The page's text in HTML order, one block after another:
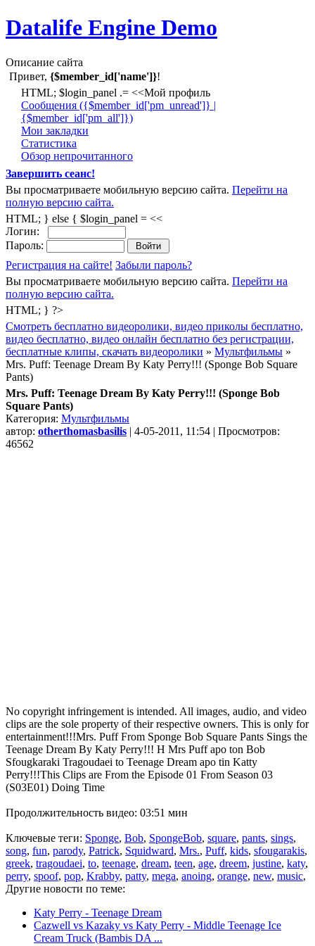
Datalife Engine Demo
Описание сайта
Привет, {$member_id['name']}!
HTML; $login_panel .= <<Мой профиль
Cообщения ({$member_id['pm_unread']} |
{$member_id['pm_all']})
Мои закладки
Статистика
Обзор непрочитанного
Завершить сеанс!
Вы просматриваете мобильную версию сайта. Перейти на
полную версию сайта.
HTML; } else { $login_panel = <<
Логин:
Пароль:
Регистрация на сайте! Забыли пароль?
Вы просматриваете мобильную версию сайта. Перейти на
полную версию сайта.
HTML; } ?>
Смотреть бесплатно видеоролики, видео приколы бесплатно,
видео бесплатно, видео онлайн бесплатно без регистрации,
бесплатные клипы, скачать видеоролики » Мультфильмы »
Mrs. Puff: Teenage Dream By Katy Perry!!! (Sponge Bob Square
Pants)
Mrs. Puff: Teenage Dream By Katy Perry!!! (Sponge Bob
Square Pants)
Категория: Мультфильмы
автор: otherthomasbasilis | 4-05-2011, 11:54 | Просмотров:
46562
No copyright infringement is intended. All images, audio, and video
clips are the sole property of their respective owners. This is only for
entertainment!!!Mrs. Puff From Sponge Bob Square Pants Sings the
Teenage Dream By Katy Perry!!! H Mrs Puff apo ton Bob
Sfougkaraki Tragoudaei to Teenage Dream apo tin Katty
Perry!!!This Clips are From the Episode 01 From Season 03
(S03E01) Doing Time
Продолжительность видео: 03:51 мин
Ключевые теги: Sponge, Bob, SpongeBob, square, pants, sings,
song, fun, parody, Patrick, Squidward, Mrs., Puff, kids, sfougarakis,
greek, tragoudaei, to, teenage, dream, teen, age, dreem, justine, katy,
perry, spoof, pop, Krabby, patty, mega, anoing, orange, new, music,
Другие новости по теме:
Katy Perry - Teenage Dream
Cazwell vs Kazaky vs Katy Perry - Middle Teenage Ice
Cream Truck (Bambis DA ...